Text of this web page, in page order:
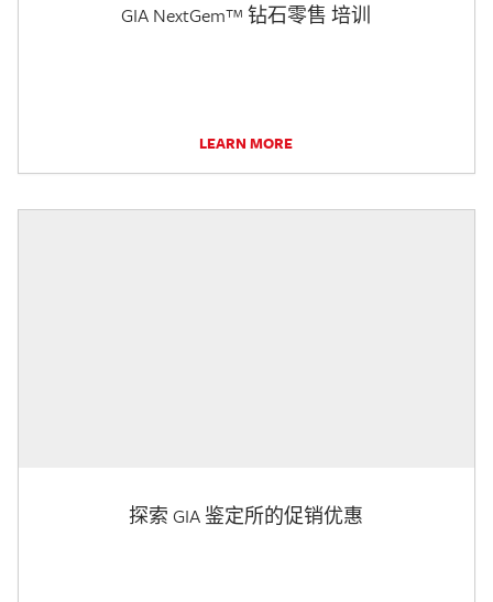
GIA NextGem™ 钻石零售 培训
LEARN MORE
探索 GIA 鉴定所的促销优惠